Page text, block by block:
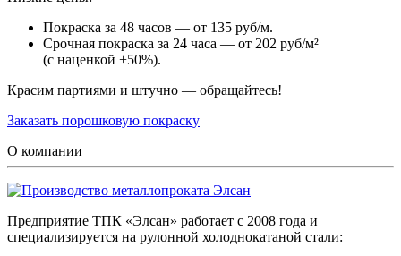
Покраска за 48 часов — от 135 руб/м.
Срочная покраска за 24 часа — от 202 руб/м²
(с наценкой +50%).
Красим партиями и штучно — обращайтесь!
Заказать порошковую покраску
О компании
Предприятие ТПК «Элсан» работает с 2008 года и
специализируется на рулонной холоднокатаной стали: